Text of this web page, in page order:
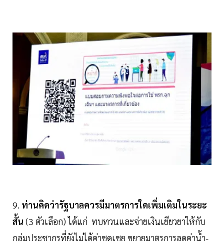
9. ท่านคิดว่ารัฐบาลควรมีมาตรการใดเพิ่มเติมในระยะ
สั้น (3 ตัวเลือก) ได้แก่ ทบทวนและจ่ายเงินเยียวยาให้กับ
กลุ่มประชากรที่ยังไม่ได้ค่าชดเชย ขยายมาตรการลดค่าน้ำ-